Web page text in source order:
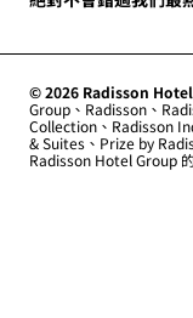
© 2026 Radisson
Group、Radisson、
Collection、Radisson
& Suites、Prize by
Radisson Hotel Group